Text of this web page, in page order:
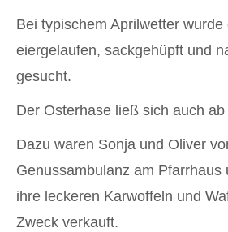
Bei typischem Aprilwetter wurde
eiergelaufen, sackgehüpft und
gesucht.
Der Osterhase ließ sich auch
Dazu waren Sonja und Oliver
Genussambulanz am Pfarrhaus
ihre leckeren Karwoffeln und
Zweck verkauft.